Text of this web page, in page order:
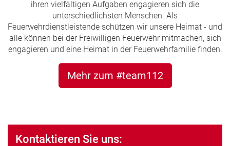
ihren vielfältigen Aufgaben engagieren sich die
unterschiedlichsten Menschen. Als
Feuerwehrdienstleistende schützen wir unsere Heimat - und
alle können bei der Freiwilligen Feuerwehr mitmachen, sich
engagieren und eine Heimat in der Feuerwehrfamilie finden.
Mehr zum #team112
Kontaktieren Sie uns: